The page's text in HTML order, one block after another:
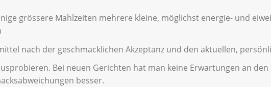
grössere Mahlzeiten mehrere kleine, möglichst energie- und
nach der geschmacklichen Akzeptanz und den aktuellen,
Bei neuen Gerichten hat man keine Erwartungen an
besser.